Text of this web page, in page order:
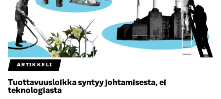
ARTIKKELI
Tuottavuusloikka syntyy johtamisesta, ei
teknologiasta